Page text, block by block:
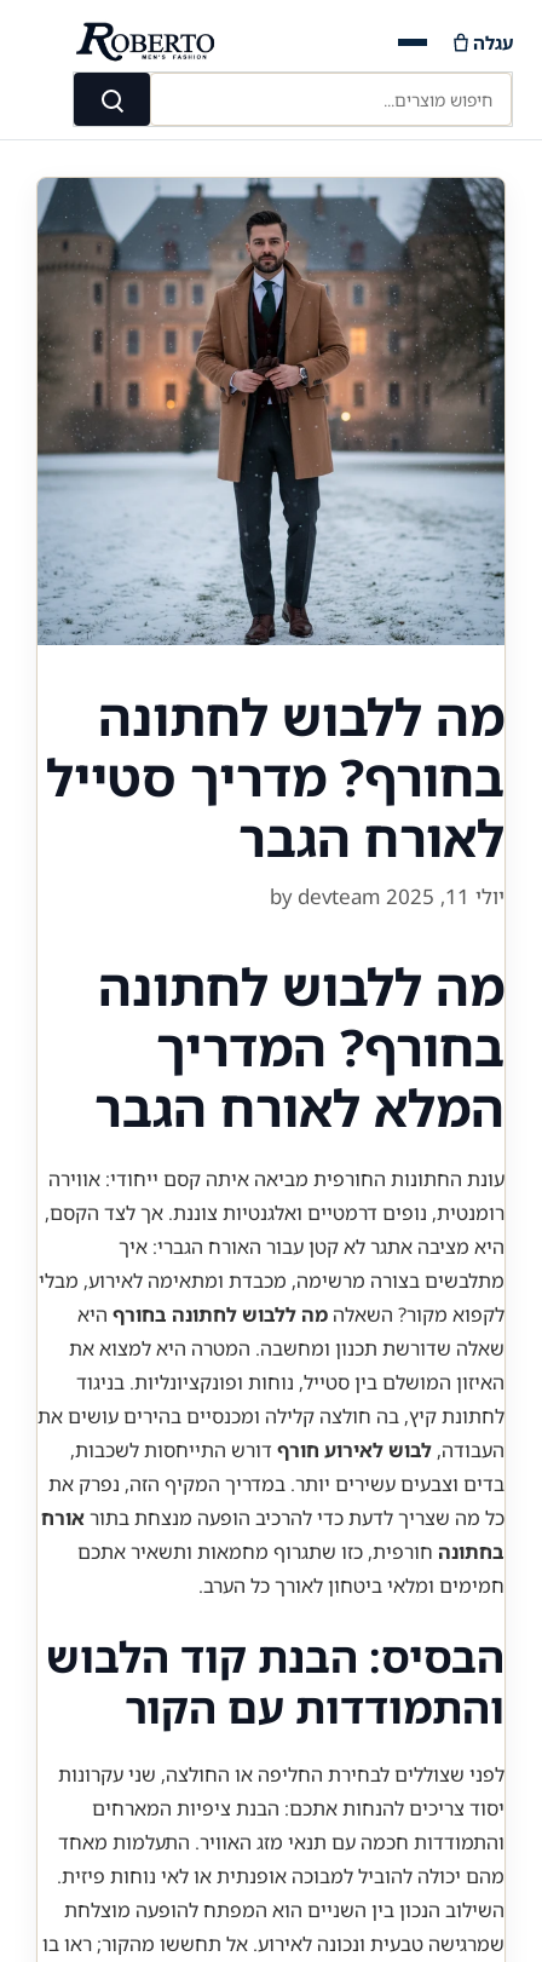
content
חיפוש מוצרים...
חיפוש
עגלה
מה ללבוש לחתונה
בחורף? מדריך סטייל
לאורח הגבר
יולי 11, 2025 by devteam
מה ללבוש לחתונה
בחורף? המדריך
המלא לאורח הגבר
עונת החתונות החורפית מביאה איתה קסם ייחודי: אווירה
רומנטית, נופים דרמטיים ואלגנטיות צוננת. אך לצד הקסם,
היא מציבה אתגר לא קטן עבור האורח הגברי: איך
מתלבשים בצורה מרשימה, מכבדת ומתאימה לאירוע, מבלי
לקפוא מקור? השאלה מה ללבוש לחתונה בחורף היא
שאלה שדורשת תכנון ומחשבה. המטרה היא למצוא את
האיזון המושלם בין סטייל, נוחות ופונקציונליות. בניגוד
לחתונת קיץ, בה חולצה קלילה ומכנסיים בהירים עושים את
העבודה, לבוש לאירוע חורף דורש התייחסות לשכבות,
בדים וצבעים עשירים יותר. במדריך המקיף הזה, נפרק את
כל מה שצריך לדעת כדי להרכיב הופעה מנצחת בתוראורח
בחתונה חורפית, כזו שתגרוף מחמאות ותשאיר אתכם
חמימים ומלאי ביטחון לאורך כל הערב.
הבסיס: הבנת קוד הלבוש
והתמודדות עם הקור
לפני שצוללים לבחירת החליפה או החולצה, שני עקרונות
יסוד צריכים להנחות אתכם: הבנת ציפיות המארחים
והתמודדות חכמה עם תנאי מזג האוויר. התעלמות מאחד
מהם יכולה להוביל למבוכה אופנתית או לאי נוחות פיזית.
השילוב הנכון בין השניים הוא המפתח להופעה מוצלחת
שמרגישה טבעית ונכונה לאירוע. אל תחששו מהקור; ראו בו